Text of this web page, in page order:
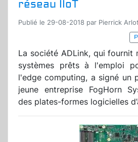
réseau IIoT
Publié le 29-08-2018 par Pierrick Arlot
La société ADLink, qui fournit
systèmes prêts à l'emploi
l'edge computing, a signé un
jeune entreprise FogHorn
des plates-formes logicielles